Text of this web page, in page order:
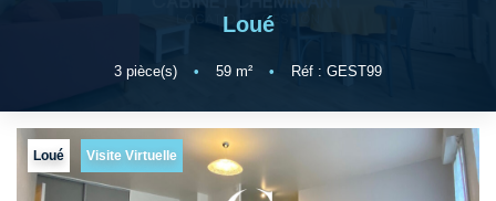
GESTION LOCATIVE
Qui Sommes-Nous ?
Nos Biens Loués
Loué
3 pièce(s) • 59 m² • Réf : GEST99
Loué Visite Virtuelle